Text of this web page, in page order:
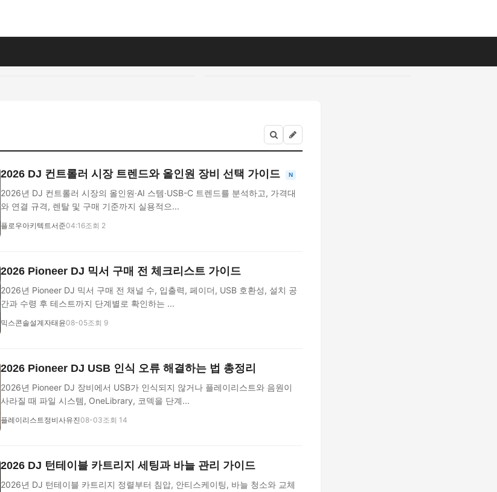
2026 DJ 컨트롤러 시장 트렌드와 올인원 장비 선택 가이드 N
2026년 DJ 컨트롤러 시장의 올인원·AI 스템·USB-C 트렌드를 분석하고, 가격대
와 연결 규격, 렌탈 및 구매 기준까지 실용적으...
플로우아키텍트서준04:16조회 2
2026 Pioneer DJ 믹서 구매 전 체크리스트 가이드
2026년 Pioneer DJ 믹서 구매 전 채널 수, 입출력, 페이더, USB 호환성, 설치 공
간과 수령 후 테스트까지 단계별로 확인하는 ...
믹스콘솔설계자태윤08-05조회 9
2026 Pioneer DJ USB 인식 오류 해결하는 법 총정리
2026년 Pioneer DJ 장비에서 USB가 인식되지 않거나 플레이리스트와 음원이
사라질 때 파일 시스템, OneLibrary, 코덱을 단계...
플레이리스트정비사유진08-03조회 14
2026 DJ 턴테이블 카트리지 세팅과 바늘 관리 가이드
2026년 DJ 턴테이블 카트리지 정렬부터 침압, 안티스케이팅, 바늘 청소와 교체